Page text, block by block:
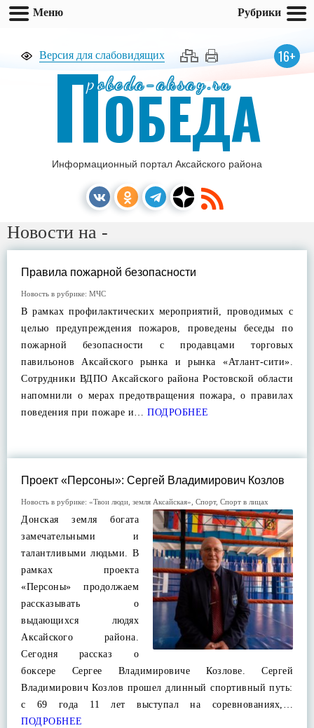
Версия для слабовидящих 16+
pobeda-aksay.ru
ПОБЕДА
Информационный портал Аксайского района
Новости на -
Правила пожарной безопасности
Новость в рубрике: МЧС
В рамках профилактических мероприятий, проводимых с
целью предупреждения пожаров, проведены беседы по
пожарной безопасности с продавцами торговых
павильонов Аксайского рынка и рынка «Атлант-сити».
Сотрудники ВДПО Аксайского района Ростовской области
напомнили о мерах предотвращения пожара, о правилах
поведения при пожаре и… ПОДРОБНЕЕ
Проект «Персоны»: Сергей Владимирович Козлов
Новость в рубрике: «Твои люди, земля Аксайская» Спорт, Спорт в лицах
Донская земля богата
замечательными и
талантливыми людьми. В
рамках проекта
«Персоны» продолжаем
рассказывать о
выдающихся людях
Аксайского района.
Сегодня рассказ о
боксере Сергее Владимировиче Козлове. Сергей
Владимирович Козлов прошел длинный спортивный путь:
с 69 года 11 лет выступал на соревнованиях,…
ПОДРОБНЕЕ
Меню Рубрики